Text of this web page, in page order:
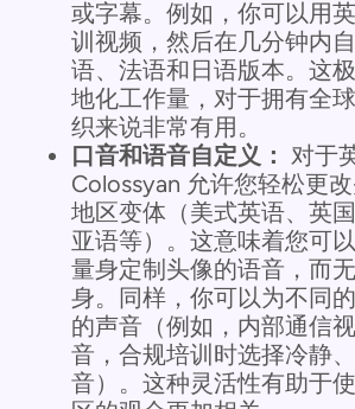
或字幕。例如，你可以用
训视频，然后在几分钟内
语、法语和日语版本。这
地化工作量，对于拥有全
织来说非常有用。
口音和语音自定义： 对于
Colossyan 允许您轻松更
地区变体（美式英语、英
亚语等）。这意味着您可
量身定制头像的语音，而
身。同样，你可以为不同
的声音（例如，内部通信
音，合规培训时选择冷静
音）。这种灵活性有助于